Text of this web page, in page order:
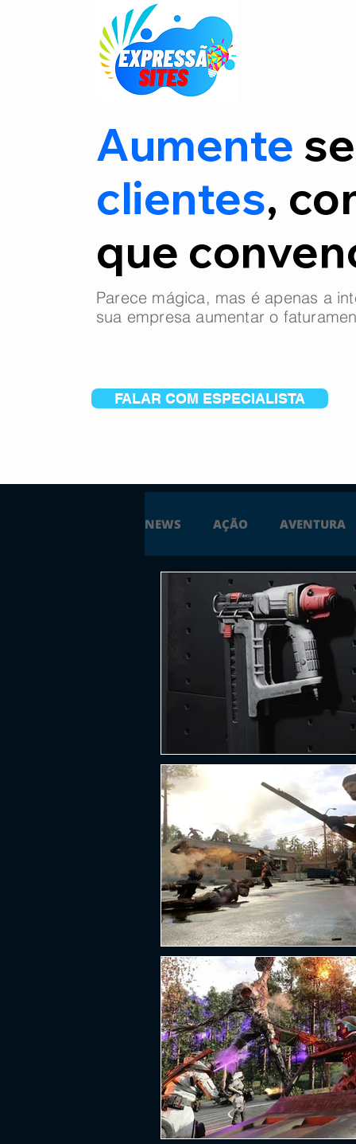
Aumente
clientes,
que
Parece mágica, mas é apenas a
sua empresa aumentar o
FALAR COM ESPECIALISTA
NEWS AÇÃO AVENTURA
ESTRATÉGIA SIMULAÇÃO
PS5 XBOX ONE
PLATAFORMA
ESPORTES
GUERRA LUTA